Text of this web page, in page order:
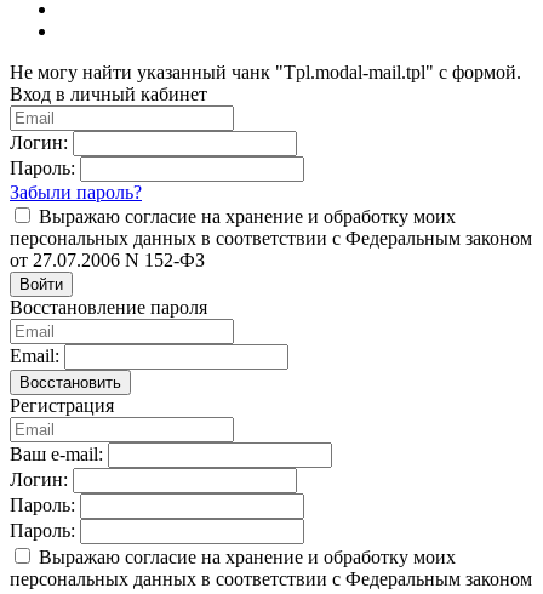
Не могу найти указанный чанк "Tpl.modal-mail.tpl" с формой.
Вход в личный кабинет
Логин:
Пароль:
Забыли пароль?
Выражаю согласие на хранение и обработку моих
персональных данных в соответствии с Федеральным законом
от 27.07.2006 N 152-ФЗ
Войти
Восстановление пароля
Email:
Восстановить
Регистрация
Ваш e-mail:
Логин:
Пароль:
Пароль:
Выражаю согласие на хранение и обработку моих
персональных данных в соответствии с Федеральным законом